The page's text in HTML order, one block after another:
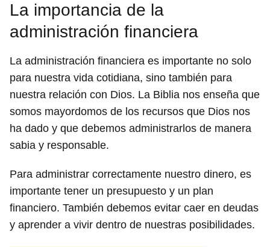
La importancia de la
administración financiera
La administración financiera es importante no solo
para nuestra vida cotidiana, sino también para
nuestra relación con Dios. La Biblia nos enseña que
somos mayordomos de los recursos que Dios nos
ha dado y que debemos administrarlos de manera
sabia y responsable.
Para administrar correctamente nuestro dinero, es
importante tener un presupuesto y un plan
financiero. También debemos evitar caer en deudas
y aprender a vivir dentro de nuestras posibilidades.